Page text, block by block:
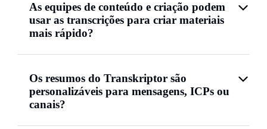
As equipes de conteúdo e criação podem
usar as transcrições para criar materiais
mais rápido?
Os resumos do Transkriptor são
personalizáveis para mensagens, ICPs ou
canais?